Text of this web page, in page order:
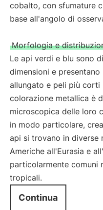
cobalto, con sfumature
base all'angolo di
Morfologia e
Le api verdi e blu sono
dimensioni e
allungato e peli più
colorazione metallica è
microscopica delle loro
in modo particolare,
api si trovano in diverse
Americhe all'Eurasia e
particolarmente comuni
tropicali.
Continua